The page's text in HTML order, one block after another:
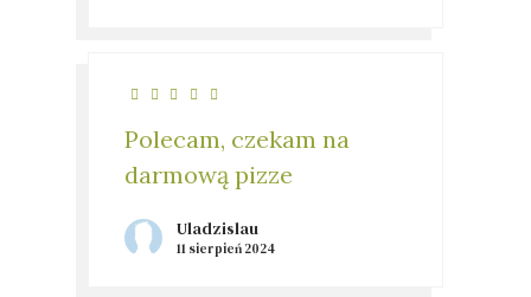
Polecam, czekam na
darmową pizze
Uladzislau
11 sierpień 2024